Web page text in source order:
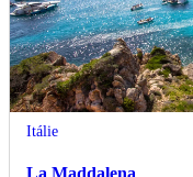
Itálie